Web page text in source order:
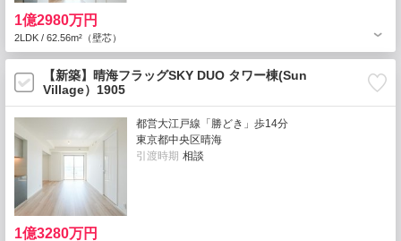
1億2980万円
2LDK / 62.56m²（壁芯）
【新築】晴海フラッグSKY DUO タワー棟(Sun
Village）1905
都営大江戸線「勝どき」歩14分
東京都中央区晴海
引渡時期 相談
1億3280万円